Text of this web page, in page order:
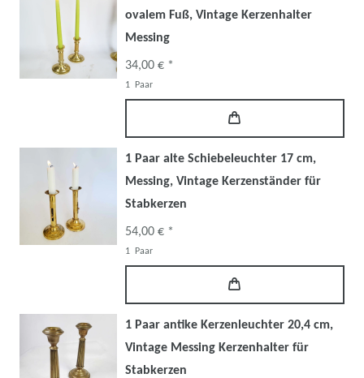
ovalem Fuß, Vintage Kerzenhalter
Messing
34,00 € *
1 Paar
1 Paar alte Schiebeleuchter 17 cm,
Messing, Vintage Kerzenständer für
Stabkerzen
54,00 € *
1 Paar
1 Paar antike Kerzenleuchter 20,4 cm,
Vintage Messing Kerzenhalter für
Stabkerzen